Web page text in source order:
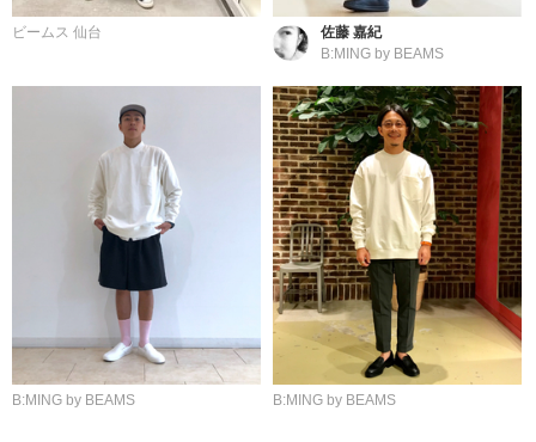
ビームス 仙台
佐藤 嘉紀
B:MING by BEAMS
B:MING by BEAMS B:MING by BEAMS